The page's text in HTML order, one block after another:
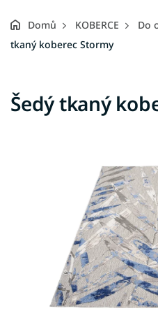
Domů KOBERCE Do
tkaný koberec Stormy
Šedý tkaný